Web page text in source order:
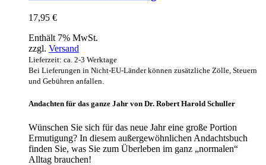
17,95 €
Enthält 7% MwSt.
zzgl. Versand
Lieferzeit: ca. 2-3 Werktage
Bei Lieferungen in Nicht-EU-Länder können zusätzliche Zölle, Steuern
und Gebühren anfallen.
Andachten für das ganze Jahr von Dr. Robert Harold Schuller
Wünschen Sie sich für das neue Jahr eine große Portion
Ermutigung? In diesem außergewöhnlichen Andachtsbuch
finden Sie, was Sie zum Überleben im ganz „normalen“
Alltag brauchen!